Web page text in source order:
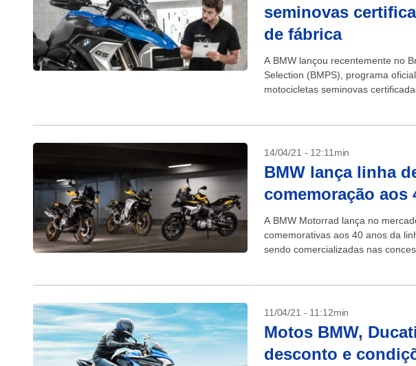
seminovas
de fábrica
A BMW lançou recentemente no
Selection (BMPS), programa
motocicletas seminovas
14/04/21 - 12:11min
BMW lança linha
comemoração aos
A BMW Motorrad lança no
comemorativas aos 40 anos da
sendo comercializadas nas
11/04/21 - 11:12min
Motos BMW,
desconto e